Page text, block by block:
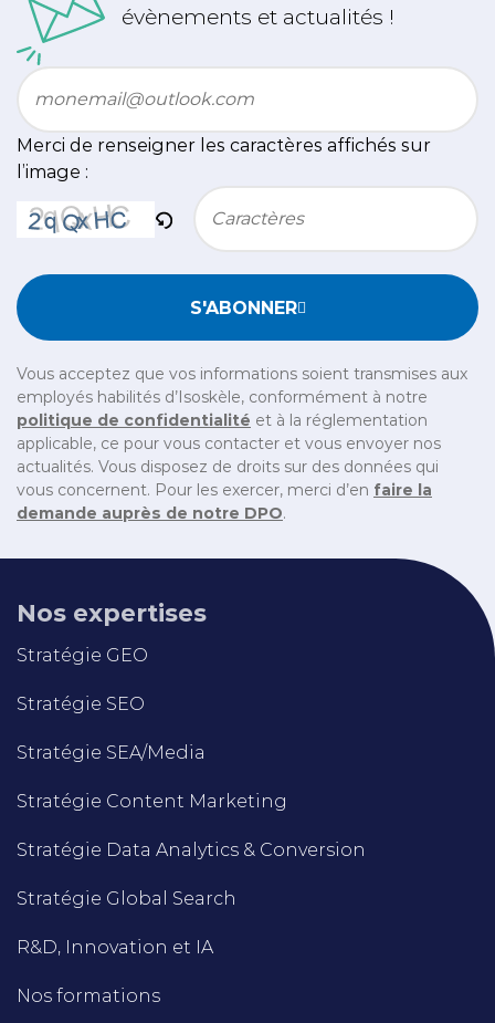
évènements et actualités !
Email
Merci de renseigner les caractères affichés sur
l’image :
S'ABONNER
Vous acceptez que vos informations soient transmises aux
employés habilités d’Isoskèle, conformément à notre
politique de confidentialité et à la réglementation
applicable, ce pour vous contacter et vous envoyer nos
actualités. Vous disposez de droits sur des données qui
vous concernent. Pour les exercer, merci d’en faire la
demande auprès de notre DPO.
Nos expertises
Stratégie GEO
Stratégie SEO
Stratégie SEA/Media
Stratégie Content Marketing
Stratégie Data Analytics & Conversion
Stratégie Global Search
R&D, Innovation et IA
Nos formations